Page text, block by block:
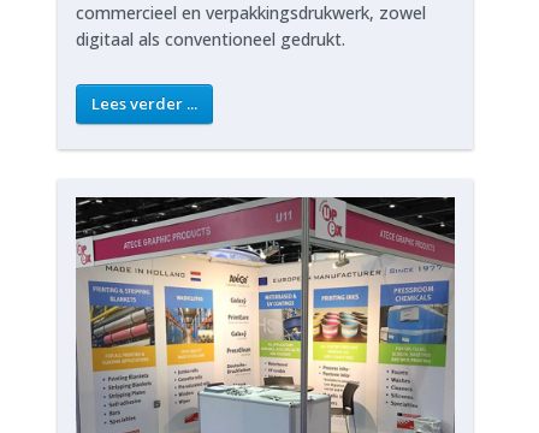
commercieel en verpakkingsdrukwerk, zowel
digitaal als conventioneel gedrukt.
Lees verder ...